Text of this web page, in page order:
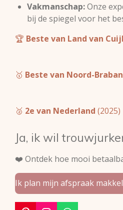
Vakmanschap:Onze
bij de spiegel voor het
🏆 Beste van Land van
🥇 Beste van Noord-
🥈 2e van Nederland (2025)
Ja, ik wil
❤️ Ontdek hoe mooi
Ik plan mijn afspraak